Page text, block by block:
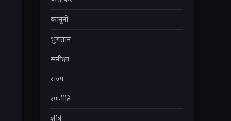
कानूनी
भुगतान
समीक्षा
राज्य
रणनीति
शीर्ष